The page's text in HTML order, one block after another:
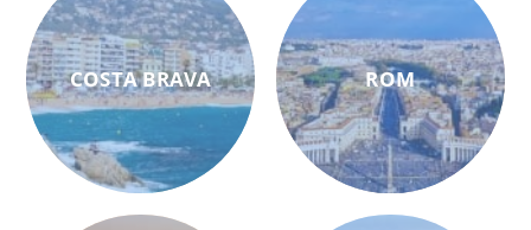
COSTA BRAVA ROM